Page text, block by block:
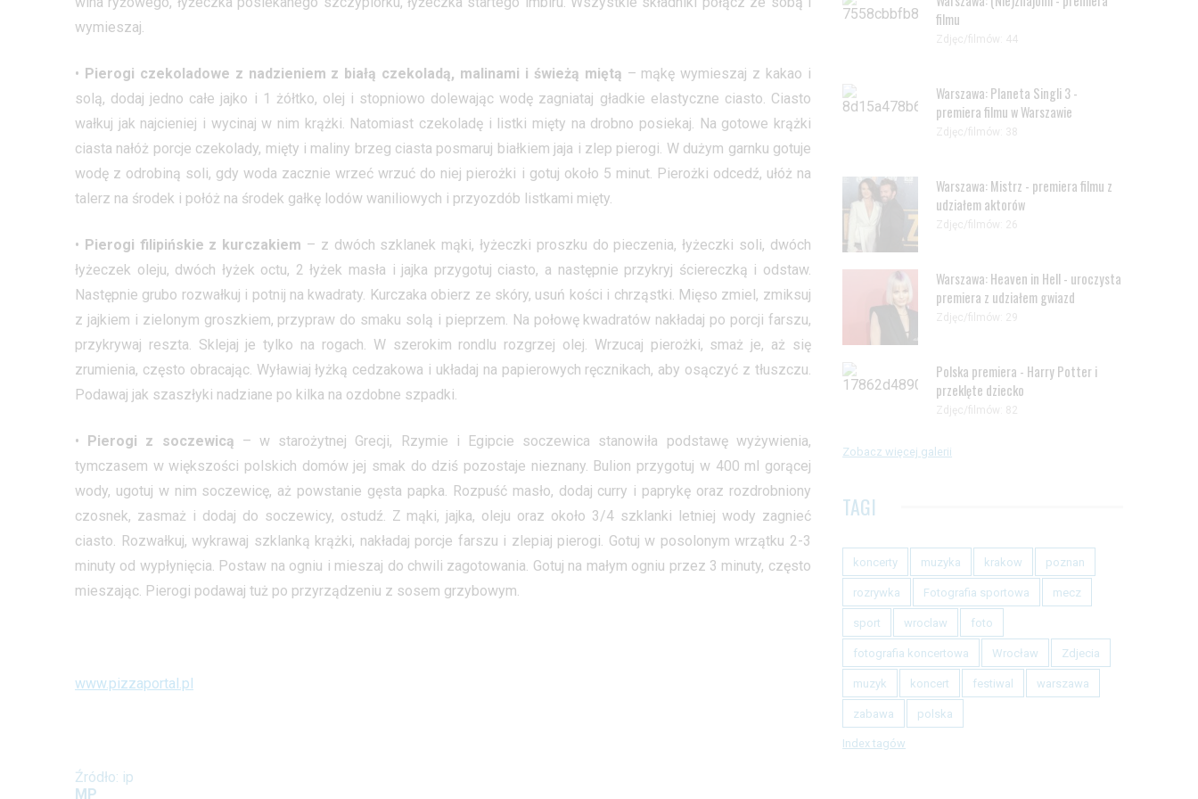
wymieszaj.
• Pierogi czekoladowe z nadzieniem z białą czekoladą, malinami i świeżą miętą – mąkę wymieszaj z kakao i
solą, dodaj jedno całe jajko i 1 żółtko, olej i stopniowo dolewając wodę zagniataj gładkie elastyczne ciasto. Ciasto
wałkuj jak najcieniej i wycinaj w nim krążki. Natomiast czekoladę i listki mięty na drobno posiekaj. Na gotowe krążki
ciasta nałóż porcje czekolady, mięty i maliny brzeg ciasta posmaruj białkiem jaja i zlep pierogi. W dużym garnku gotuje
wodę z odrobiną soli, gdy woda zacznie wrzeć wrzuć do niej pierożki i gotuj około 5 minut. Pierożki odcedź, ułóż na
talerz na środek i połóż na środek gałkę lodów waniliowych i przyozdób listkami mięty.
• Pierogi filipińskie z kurczakiem – z dwóch szklanek mąki, łyżeczki proszku do pieczenia, łyżeczki soli, dwóch
łyżeczek oleju, dwóch łyżek octu, 2 łyżek masła i jajka przygotuj ciasto, a następnie przykryj ściereczką i odstaw.
Następnie grubo rozwałkuj i potnij na kwadraty. Kurczaka obierz ze skóry, usuń kości i chrząstki. Mięso zmiel, zmiksuj
z jajkiem i zielonym groszkiem, przypraw do smaku solą i pieprzem. Na połowę kwadratów nakładaj po porcji farszu,
przykrywaj reszta. Sklejaj je tylko na rogach. W szerokim rondlu rozgrzej olej. Wrzucaj pierożki, smaż je, aż się
zrumienia, często obracając. Wyławiaj łyżką cedzakowa i układaj na papierowych ręcznikach, aby osączyć z tłuszczu.
Podawaj jak szaszłyki nadziane po kilka na ozdobne szpadki.
• Pierogi z soczewicą – w starożytnej Grecji, Rzymie i Egipcie soczewica stanowiła podstawę wyżywienia,
tymczasem w większości polskich domów jej smak do dziś pozostaje nieznany. Bulion przygotuj w 400 ml gorącej
wody, ugotuj w nim soczewicę, aż powstanie gęsta papka. Rozpuść masło, dodaj curry i paprykę oraz rozdrobniony
czosnek, zasmaż i dodaj do soczewicy, ostudź. Z mąki, jajka, oleju oraz około 3/4 szklanki letniej wody zagnieć
ciasto. Rozwałkuj, wykrawaj szklanką krążki, nakładaj porcje farszu i zlepiaj pierogi. Gotuj w posolonym wrzątku 2-3
minuty od wypłynięcia. Postaw na ogniu i mieszaj do chwili zagotowania. Gotuj na małym ogniu przez 3 minuty, często
mieszając. Pierogi podawaj tuż po przyrządzeniu z sosem grzybowym.
www.pizzaportal.pl
Źródło: ip
MP
filmu
Zdjęc/filmów: 44
Warszawa: Planeta Singli 3 -
premiera filmu w Warszawie
Zdjęc/filmów: 38
Warszawa: Mistrz - premiera filmu z
udziałem aktorów
Zdjęc/filmów: 26
Warszawa: Heaven in Hell - uroczysta
premiera z udziałem gwiazd
Zdjęc/filmów: 29
Polska premiera - Harry Potter i
przeklęte dziecko
Zdjęc/filmów: 82
Zobacz więcej galerii
TAGI
koncerty muzyka krakow poznan
rozrywka Fotografia sportowa mecz
sport wroclaw foto
fotografia koncertowa Wrocław Zdjecia
muzyk koncert festiwal warszawa
zabawa polska
Index tagów